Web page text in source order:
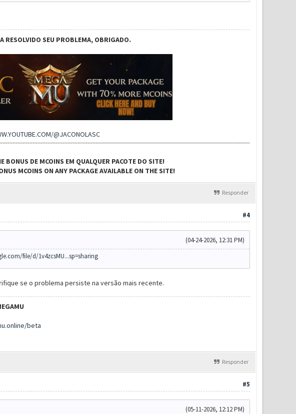
RESOLVIDO SEU PROBLEMA, OBRIGADO.
@JACONOLASC
BONUS DE MCOINS EM QUALQUER PACOTE DO SITE!
MCOINS ON ANY PACKAGE AVAILABLE ON THE SITE!
Responder
#4
(04-24-2026, 12:31 PM)
file/d/1v4zcsMU...sp=sharing
se o problema persiste na versão mais recente.
beta
Responder
#5
(05-11-2026, 12:12 PM)